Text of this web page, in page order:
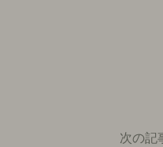
次の記